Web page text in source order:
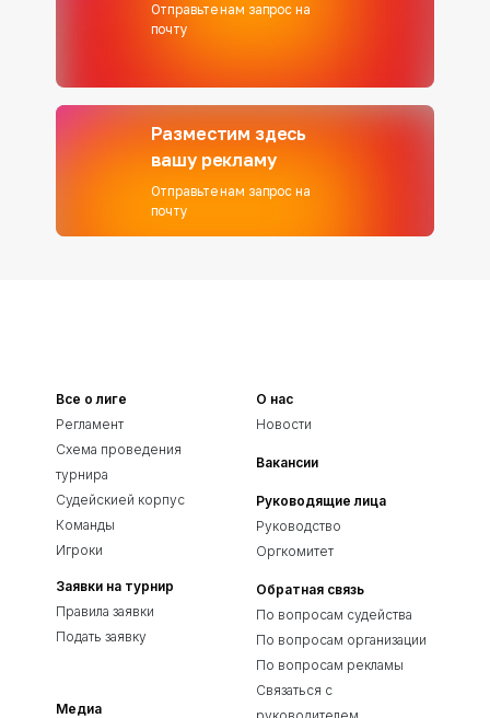
Отправьте нам запрос на
почту
Разместим здесь
вашу рекламу
Отправьте нам запрос на
почту
Все о лиге
Регламент
Схема проведения
турнира
Судейскией корпус
Команды
Игроки
Заявки на турнир
Правила заявки
Подать заявку
Медиа
О нас
Новости
Вакансии
Руководящие лица
Руководство
Оргкомитет
Обратная связь
По вопросам судейства
По вопросам организации
По вопросам рекламы
Связаться с